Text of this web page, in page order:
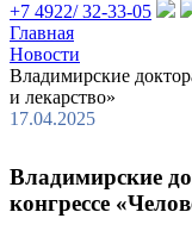
+7 4922/32-33-05
Главная
Новости
Владимирские
и лекарство»
17.04.2025
Владимирские
конгрессе